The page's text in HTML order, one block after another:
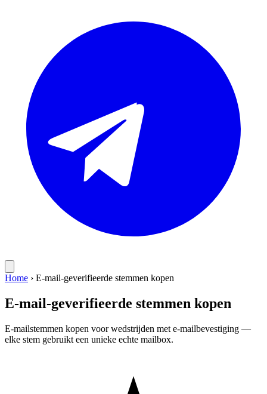
Home › E-mail-geverifieerde stemmen kopen
E-mail-geverifieerde stemmen kopen
E-mailstemmen kopen voor wedstrijden met e-mailbevestiging —
elke stem gebruikt een unieke echte mailbox.